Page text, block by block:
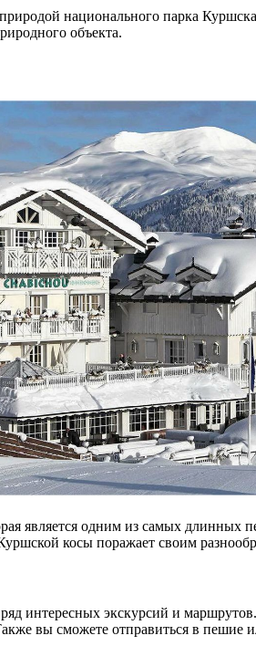
национального парка
объекта.
является одним из самых длинных
косы поражает своим
интересных экскурсий и
вы сможете отправиться в пешие